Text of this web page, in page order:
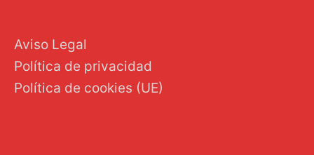
Aviso Legal
Política de privacidad
Política de cookies (UE)